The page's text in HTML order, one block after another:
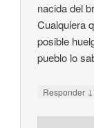
nacida del
Cualquiera
posible
pueblo lo
Responder ↓